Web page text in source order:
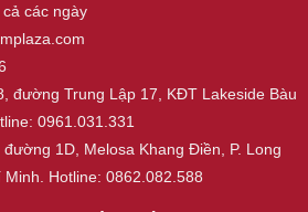
các ngày
đường Trung Lập 17, KĐT Lakeside Bàu
0961.031.331
đường 1D, Melosa Khang Điền, P. Long
Hotline: 0862.082.588